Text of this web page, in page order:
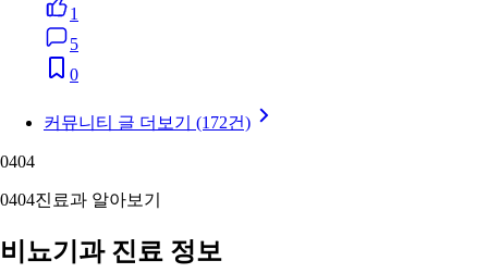
1
5
0
커뮤니티 글 더보기 (172건)
0404
0404진료과 알아보기
비뇨기과 진료 정보